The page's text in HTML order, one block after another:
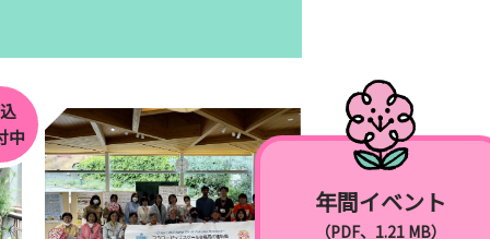
中
年間イベント
（PDF、1.21 MB）